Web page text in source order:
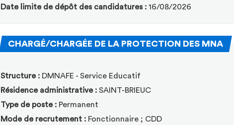
Date limite de dépôt des candidatures : 16/08/2026
CHARGÉ/CHARGÉE DE LA PROTECTION DES MNA
Structure : DMNAFE - Service Educatif
Résidence administrative : SAINT-BRIEUC
Type de poste : Permanent
Mode de recrutement : Fonctionnaire ; CDD